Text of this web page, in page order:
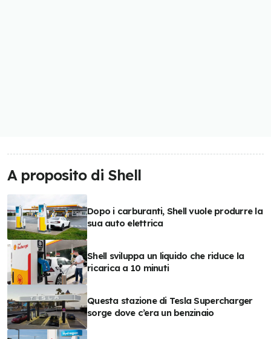
A proposito di Shell
Dopo i carburanti, Shell vuole produrre la
sua auto elettrica
Shell sviluppa un liquido che riduce la
ricarica a 10 minuti
Questa stazione di Tesla Supercharger
sorge dove c’era un benzinaio